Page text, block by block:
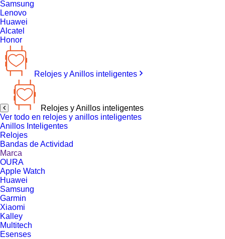
Samsung
Lenovo
Huawei
Alcatel
Honor
Relojes y Anillos inteligentes
Relojes y Anillos inteligentes
Ver todo en relojes y anillos inteligentes
Anillos Inteligentes
Relojes
Bandas de Actividad
Marca
OURA
Apple Watch
Huawei
Samsung
Garmin
Xiaomi
Kalley
Multitech
Esenses